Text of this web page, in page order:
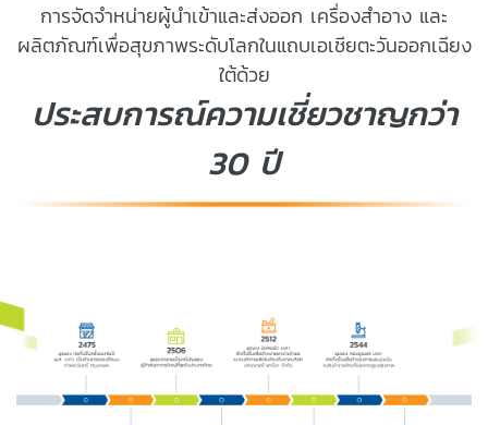
การจัดจำหน่ายผู้นำเข้าและส่งออก เครื่องสำอาง และ
ผลิตภัณฑ์เพื่อสุขภาพระดับโลกในแถบเอเชียตะวันออกเฉียง
ใต้ด้วย
ประสบการณ์ความเชี่ยวชาญกว่า
30 ปี